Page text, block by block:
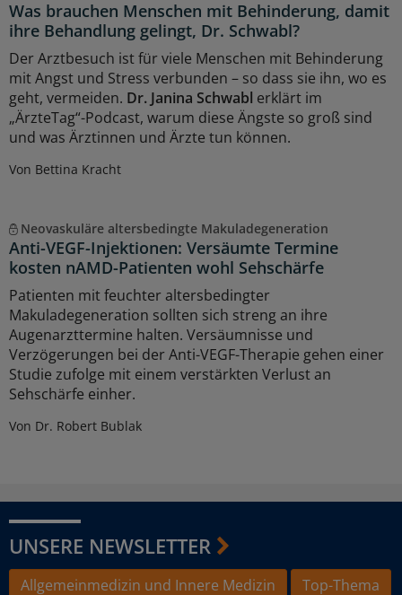
Was brauchen Menschen mit Behinderung, damit
ihre Behandlung gelingt, Dr. Schwabl?
Der Arztbesuch ist für viele Menschen mit Behinderung
mit Angst und Stress verbunden – so dass sie ihn, wo es
geht, vermeiden. Dr. Janina Schwabl erklärt im
„ÄrzteTag“-Podcast, warum diese Ängste so groß sind
und was Ärztinnen und Ärzte tun können.
Von Bettina Kracht
Neovaskuläre altersbedingte Makuladegeneration
Anti-VEGF-Injektionen: Versäumte Termine
kosten nAMD-Patienten wohl Sehschärfe
Patienten mit feuchter altersbedingter
Makuladegeneration sollten sich streng an ihre
Augenarzttermine halten. Versäumnisse und
Verzögerungen bei der Anti-VEGF-Therapie gehen einer
Studie zufolge mit einem verstärkten Verlust an
Sehschärfe einher.
Von Dr. Robert Bublak
UNSERE NEWSLETTER
Allgemeinmedizin und Innere Medizin
Top-Thema